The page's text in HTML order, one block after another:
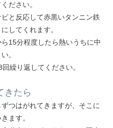
ださい。
と反応して赤黒いタンニン鉄
してくれます。
15分程度したら熱いうちに中
。
繰り返してください。
きたら
つはがれてきますが、そこに
ます。